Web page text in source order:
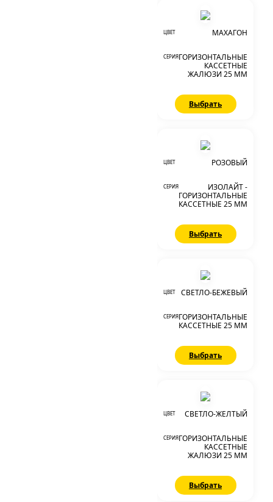
ЦВЕТ МАХАГОН
СЕРИЯГОРИЗОНТАЛЬНЫЕ
КАССЕТНЫЕ
ЖАЛЮЗИ 25 ММ
Выбрать
ЦВЕТ РОЗОВЫЙ
СЕРИЯ
ИЗОЛАЙТ -
ГОРИЗОНТАЛЬНЫЕ
КАССЕТНЫЕ 25 ММ
Выбрать
ЦВЕТ СВЕТЛО-БЕЖЕВЫЙ
СЕРИЯГОРИЗОНТАЛЬНЫЕ
КАССЕТНЫЕ 25 ММ
Выбрать
ЦВЕТ СВЕТЛО-ЖЕЛТЫЙ
СЕРИЯГОРИЗОНТАЛЬНЫЕ
КАССЕТНЫЕ
ЖАЛЮЗИ 25 ММ
Выбрать